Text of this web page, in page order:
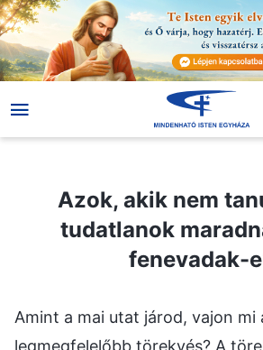
Azok, akik nem
tudatlanok
fenevadak-
Amint a mai utat járod, vajon mi a legmegfelelőbb törekvés? A törekvésedben miféle embernek kellene látnod magad? Kötelességed megismerni, hogyan kellene hozzáállnod mindahhoz, ami ma reád hárul, legyenek azok próbatételek vagy nehézségek, vagy irgalmatlan fenyítés és átok. Mindezekkel a dolgokkal szembesülve, minden esetben alaposan el kellene gondolkodnod rajtuk. Miért mondom ezt? Azért mondom ezt, mert a ma rád háruló dolgok végül is rövid ideig tartó próbatételek, amelyek újra és újra előfordulnak; talán, ami téged illet, ezek nem különösebben megterhelőek a léleknek, és ezért hagyod a dolgokat a maguk természetes útján sodródni, és nem tekinted őket a fejlődésre való törekvés értékes eszközének. Milyen meggondolatlan vagy! Olyannyira, hogy úgy gondolsz erre az értékes eszközre, mintha csak egy felhő lebegne a szemed előtt, és nem becsülöd meg ezeket a kemény csapásokat, amelyek újra meg újra lezúdulnak – a rövid és számodra jelentéktelennek tűnő csapásokat –, hanem inkább hűvös távolságtartással tekintesz rájuk, nem veszed őket a szívedre és csupán véletlen csapásként kezeled őket. Olyan arrogáns vagy! E vad támadások, a viharokhoz hasonló támadások iránt, amelyek időről időre lecsapnak, csak könnyelmű nemtörődömséget mutatsz; néha még odáig is elmész, hogy hűvös mosolyra húzod a szád, ami a teljes közöny megnyilvánulásáról árulkodik – ugyanis egyszer sem gondoltál arra, hogy miért szenvedsz folyton ilyen „szerencsétlenségeket”. Lehet, hogy szörnyen igazságtalan vagyok az emberrel? Vajon magamra vállalom-e, hogy bíráljalak? Még ha a mentalitásoddal kapcsolatos problémák talán nem is olyan súlyosak, mint amilyennek leírtam, külső higgadtságod révén már régóta tökéletes képet festesz a belső világodról. Nincs szükség Rám, hogy elmondjam neked, hogy a szíved mélyén csakis indokolatlan bántó szavak rejtőznek és a szomorúság halvány nyomai, amelyek mások számára aligha észrevehetőek. Mivel igazságtalannak érzed, hogy ilyen próbatételeket szenvedtél el, átkozódsz; és mivel e próbatételek a világ sivárságának érzetét váltják ki belőled, mélabú tölt el. Távolról sem tekintesz ezekre az ismétlődő csapásokra és fegyelmező cselekedetekre a legjobb védelemként, hanem az Ég értelmetlen bajkeverésének vagy pedig rád mért megtorlásnak látod őket. Oly tudatlan vagy! A jó időket irgalmatlanul a sötétség korlátai közé szorítod; a csodálatos próbatételeket és fegyelmező cselekedeteket újra és újra ellenségeid támadásainak tekinted. Nem tudod, hogyan alkalmazkodj a környezetedhez, és még kevésbé akarsz megpróbálkozni vele, mivel nem akarsz semmit sem nyerni ebből az ismétlődő – és számodra kegyetlen – fenyítésből. Nem próbálkozol sem kereséssel, sem felfedezéssel, és egyszerűen beletörődve a sorsodba, arra mész, amerre az vezet. A számodra talán kegyetlen fenyítésnek tűnő cselekedetek nem változtatták meg a szívedet, nem is foglalták el a szívedet; ehelyett szíven szúrnak. E „kegyetlen fenyítést” csupán ellenségednek tekinted ebben az életben, és így semmit sem nyertél. Oly önelégült vagy! Csak ritkán hiszed el, hogy az ilyen megpróbáltatásokat a saját hitványságod miatt szenveded el; ehelyett szerencsétlennek tartod magad, ráadásul azt mondod, hogy Én bírállak. És most, hogy a dolgok idáig jutottak, vajon mennyit tudsz valójában arról, amit mondok és teszek? Ne hidd, hogy született zseni vagy, aki csak egy kicsit alacsonyabb az egeknél, de mérhetetlenül magasztosabb a földnél. Messze nem vagy okosabb bárki másnál – sőt, azt is mondhatnánk, hogy egyszerűen bámulatos, mennyivel ostobább vagy, mint bármelyik ember a földön, akinek van esze, mert túlságosan nagyra tartod magad, és soha nem volt benned kisebbrendűségi érzés – mintha a legapróbb részletekig képes lennél átlátni a tetteimet. Ami azt illeti, olyasvalaki vagy, akiből alapvetően hiányzik az értelem, mert fogalmad sincs arról, hogy mit szándékozom tenni, és még kevésbé vagy tisztában azzal, hogy mit teszek most. És ezért mondom, hogy még egy földön gürcölő öreg földműveshez sem érsz fel, egy olyan földműveshez, akinek halvány fogalma sincs az emberi életről, és mégis minden bizalmát az Ég áldásaiba helyezi, miközben a földet műveli. Ügyet sem vetsz az életedre, semmit sem tudsz az elismertségről és még kevésbé van bármilyen önismereted. Annyira „mindenek felett állsz”! Bizony, aggódom értetek, piperkőc ficsúrok és cicomás ifjú kisasszonykák: hogyan fogtok tudni ellenállni a még nagyobb viharok támadásának? Ezek a ficsúrok végtelenül közömbösek a szorult helyzet iránt, amelyben találják magukat. Számukra ez jelentéktelen dolognak tűnik, ezért nem gondolnak róla semmit, és nem érzik magukat negatívnak, sem alantasnak nem tartják magukat; inkább ugyanúgy folytatják, mint eddig, legyezőiket lobogtatva lejtenek az utcákon. Ezeknek a „figyelemre méltó embereknek”, akik nem tanulnak és tudatlanok maradnak, fogalmuk sincs, hogy mi a csudáért mondanék nekik ilyen dolgokat; arcuk bosszúsággal teli, csupán egy alkalmi vizsgálatot tartanak magukon, és utána folytatják, anélkül, hogy változtatnának gonosz viselkedésükön; amint elhagynak Engem, ismét ámokfutásba kezdenek a világban, és újfent hivalkodnak és csalnak. Milyen gyorsan megváltozik az arckifejezésed. Tehát ismét így próbálsz Engem becsapni – milyen merész vagy! Azok a kecses kicsi kisasszonykák még nevetségesebbek. Sürgető kijelentéseimet hallva, és látva a szorult helyzetüket, akaratlanul is könnyek csordulnak le az arcukon, testük ide-oda vonaglik, és úgy tűnik, hogy jelenetet rendeznek – milyen visszataszító! Felismerve saját helyzetüket, az ágyukra rogynak, és ott fekszenek, szüntelenül sírva, szinte mintha kilehelnék lelküket. És amikor ezek a szavak megmutatták nekik saját gyerekességüket és alantasságukat, ezután annyira rájuk nehezedik a negativitás, hogy a fény kihuny a szemükből, nem panaszkodnak Rám és nem is gyűlölnek Engem, teljesen mozdulatlanná válnak negativitásukban, és ugyanúgy képtelenek tanulni, és tudatlanok maradnak. Miután elhagytak Engem, bolondoznak és játszadoznak, csengő nevetésük olyan, mint „Ezüstcsengettyű Hercegnőé”. Milyen törékenyek és mennyire hiányzik belőlük önmaguk szeretete! Ti mindannyian az emberiség tökéletlen kitaszítottjai vagytok – mennyire hiányzik belőletek az emberi mivolt! Nem tudjátok, hogyan szeressétek magatokat, vagy hogyan védjétek meg magatokat, nincs eszetek, nem keresitek az igaz utat, nem szeretitek az igaz fényt, és legfőképpen nem tudjátok, hogyan becsüljétek meg magatokat. Ami a tanításokat illeti, amelyeket újra és újra átadtam nektek, régóta a feledés homályába szorítottátok, olyannyira, hogy csupán játékszerként kezelitek őket, amelyekkel üres pillanataitokban elszórakoztathatjátok magatokat. Mindezeket mindig a saját személyes „talizmánotok” fényében szemlélitek. Amikor a Sátán vádol, imádkozol; rossz időkben mély álomba zuhansz; boldogság idején vadul rohangálsz; amikor megdorgállak, meghajolsz és feszengsz; majd amint távozol Tőlem, rosszindulatú örömmel nevetsz. Úgy érzed, hogy mindenki más felett állsz, de soha nem látod magadat a legarrogánsabbnak, mindig csak fennkölt, önelégült és kimondhatatlanul gőgös vagy. Hogyan tekinthetnék az ilyen „fiatal urak”, „fiatal kisasszonyok”, „úrfiak” és „úrhölgyek”, akik nem tanulnak és tudatlanok maradnak, az Én szavaimat értékes kincsnek? Ismét megkérdezlek téged: Mit tanultál szavaimból és munkámból ilyen hosszú idő alatt? Talán azt, hogy még jobb képességekre tettél szert a megtévesztésedben? Vagy nagyobb kifinomultságra a testedben? Vagy nagyobb tiszteletlenségre az Irántam való hozzáállásodban? Egyenesen megmondom neked: ez az általam végzett összes munka tett téged merészebbé, aki korábban egy egér bátorságával rendelkeztél. Az Irántam érzett reszketésed minden egyes nappal csökken, mert Én túlságosan irgalmas vagyok, és soha nem szabtam ki erőszak útján büntetéseket a testedre. Talán, ahogy látod, csupán kemény szavakat mondok – de sokkal gyakrabban előfordul, hogy mosolygó ábrázatot mutatok neked, és szinte soha nem marasztallak el szemtől szembe. Sőt, mindig megbocsátom a gyengeségedet, és teljes mértékben ennek köszönhető, hogy úgy bánsz Velem, mint a kígyó tette a kedves gazdával. Mennyire csodálom az emberi faj megfigyelőképességében rejlő ügyesség és tisztánlátás rendkívüli fokát! Hadd mondjak el neked egy igazságot: ma már nagyon kevéssé számít, hogy rendelkezel-e félő szívvel vagy sem; Engem ez nem nyugtalanít és nem is aggaszt. De ezt is el kell mondanom neked: te, ez a „tehetséges ember”, aki nem tanulsz és tudatlan maradsz, végül is az önelégült, kicsinyes okosságod miatt fogsz elbukni – te leszel az, aki szenvedni fog és meg lesz fenyítve. Én nem leszek olyan ostoba, hogy elkísérjelek téged, miközben továbbra is a pokolban szenvedsz, mert én nem vagyok olyan, mint te. Ne felejtsd el, hogy teremtett lény vagy, akit megátkoztam, ugyanakkor tanítalak és megmentelek, és nincs benned semmi olyan, amitől vonakodnék megválni. Bármikor is végzem a munkámat, soha semmilyen személy, esemény vagy tárgy nem korlátoz engem. Az emberiséggel szembeni hozzáállásom és szemléletem mindig ugyanaz maradt. Nem vagyok különösebben jóindulatú veled szemben, mert csak egy tartozék vagy az irányításomban, és messze nem vagy különlegesebb, mint bármely más lény. Ez az Én tanácsom számodra: mindig emlékezz arra, hogy nem vagy más, mint teremtett lény! Bár a létezésedet megoszthatod Velem, mégis ismerned kell saját személyiségedet; ne tartsd magadat túlságosan nagyra. Még ha nem is dorgállak meg, vagy nem metszelek meg, hanem mosolygó arccal üdvözöllek, ez még nem elég annak bizonyítására, hogy ugyanolyan vagy, mint Én. Neked – neked tudnod kell magadról, hogy olyan vagy, aki az igazságra